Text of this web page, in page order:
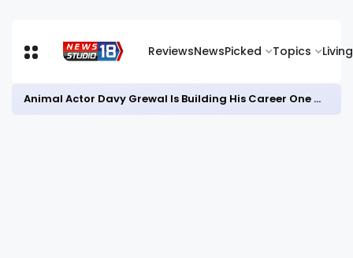
ReviewsNewsPicked Topics Living
Animal Actor Davy Grewal Is Building His Career One Role at a Time- from Courtrooms to Cinema